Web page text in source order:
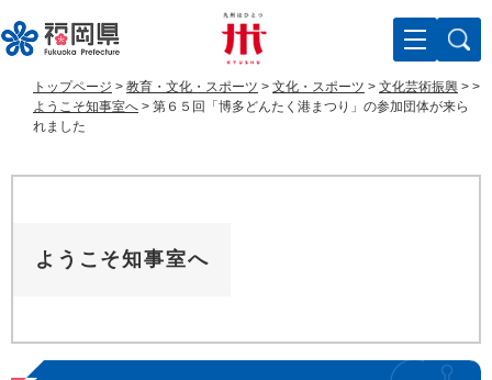
ー
ジ
す
ニ
ュ
し
トップページ > 教育・文化・スポーツ > 文化・スポーツ > 文化芸術振興 > >
ようこそ知事室へ > 第６５回「博多どんたく港まつり」の参加団体が来ら
れました
ようこそ知事室へ
本